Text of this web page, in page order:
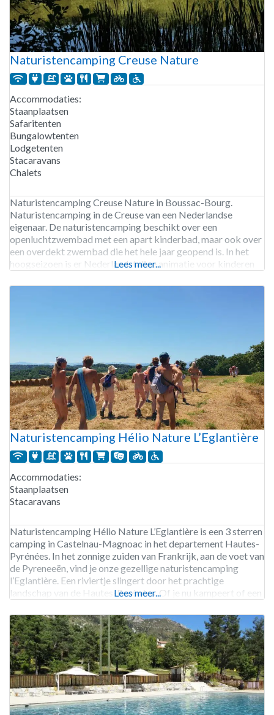
Naturistencamping Creuse Nature
Accommodaties:
Staanplaatsen
Safaritenten
Bungalowtenten
Lodgetenten
Stacaravans
Chalets
Naturistencamping Creuse Nature in Boussac-Bourg.
Naturistencamping in de Creuse van een Nederlandse
eigenaar. De naturistencamping beschikt over een
openluchtzwembad met een apart kinderbad, maar ook over
een overdekt zwembad die het hele jaar geopend is. In het
hoogseizoen is er Nederlandstalige animatie voor kinderen
zijn de camping en de
Lees meer...
Naturistencamping Hélio Nature L’Eglantière
Accommodaties:
Staanplaatsen
Stacaravans
Naturistencamping Hélio Nature L’Eglantière is een 3 sterren
camping in Castelnau-Magnoac in het departement Hautes-
Pyrénées. In het zonnige zuiden van Frankrijk, aan de voet van
de Pyreneeën, vind je onze gezellige naturistencamping
l’Eglantière. Een riviertje slingert door het prachtige
landschap van de Hautes-Pyrénées. Of je nu kampeert of een
voorzieningen voor een
Lees meer...